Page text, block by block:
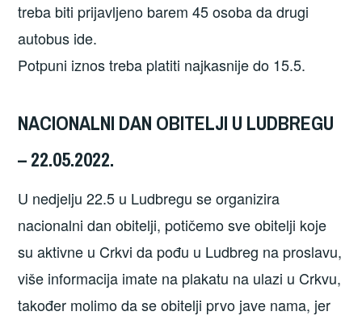
treba biti prijavljeno barem 45 osoba da drugi
autobus ide.
Potpuni iznos treba platiti najkasnije do 15.5.
NACIONALNI DAN OBITELJI U LUDBREGU
– 22.05.2022.
U nedjelju 22.5 u Ludbregu se organizira
nacionalni dan obitelji, potičemo sve obitelji koje
su aktivne u Crkvi da pođu u Ludbreg na proslavu,
više informacija imate na plakatu na ulazi u Crkvu,
također molimo da se obitelji prvo jave nama, jer